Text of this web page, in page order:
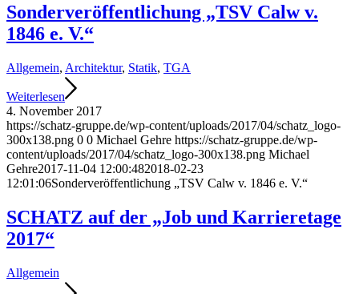
Sonderveröffentlichung „TSV Calw v.
1846 e. V.“
Allgemein, Architektur, Statik, TGA
Weiterlesen
4. November 2017
https://schatz-gruppe.de/wp-content/uploads/2017/04/schatz_logo-
300x138.png 0 0 Michael Gehre https://schatz-gruppe.de/wp-
content/uploads/2017/04/schatz_logo-300x138.png Michael
Gehre2017-11-04 12:00:482018-02-23
12:01:06Sonderveröffentlichung „TSV Calw v. 1846 e. V.“
SCHATZ auf der „Job und Karrieretage
2017“
Allgemein